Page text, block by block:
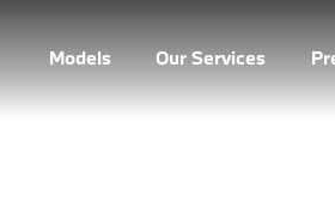
Models Our Services